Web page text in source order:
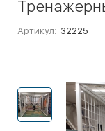
Артикул: 32225